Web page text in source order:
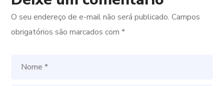
O seu endereço de e-mail não será publicado. Campos
obrigatórios são marcados com*